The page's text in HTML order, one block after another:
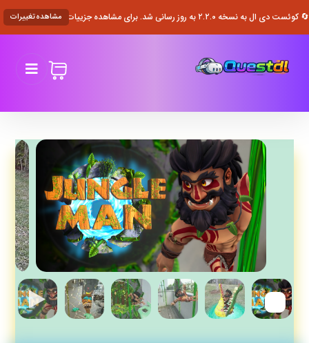
🔄 کوئست دی ال به نسخه ۲.۲.۰ به روز رسانی شد. برای مشاهده جزییات کلیک کنید. مشاهده تغییرات